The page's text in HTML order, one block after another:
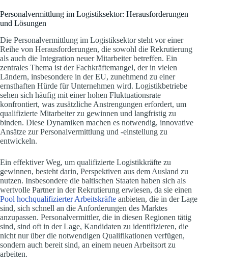
Personalvermittlung im Logistiksektor: Herausforderungen
und Lösungen
Die Personalvermittlung im Logistiksektor steht vor einer
Reihe von Herausforderungen, die sowohl die Rekrutierung
als auch die Integration neuer Mitarbeiter betreffen. Ein
zentrales Thema ist der Fachkräftemangel, der in vielen
Ländern, insbesondere in der EU, zunehmend zu einer
ernsthaften Hürde für Unternehmen wird. Logistikbetriebe
sehen sich häufig mit einer hohen Fluktuationsrate
konfrontiert, was zusätzliche Anstrengungen erfordert, um
qualifizierte Mitarbeiter zu gewinnen und langfristig zu
binden. Diese Dynamiken machen es notwendig, innovative
Ansätze zur Personalvermittlung und -einstellung zu
entwickeln.
Ein effektiver Weg, um qualifizierte Logistikkräfte zu
gewinnen, besteht darin, Perspektiven aus dem Ausland zu
nutzen. Insbesondere die baltischen Staaten haben sich als
wertvolle Partner in der Rekrutierung erwiesen, da sie einen
Pool hochqualifizierter Arbeitskräfte anbieten, die in der Lage
sind, sich schnell an die Anforderungen des Marktes
anzupassen. Personalvermittler, die in diesen Regionen tätig
sind, sind oft in der Lage, Kandidaten zu identifizieren, die
nicht nur über die notwendigen Qualifikationen verfügen,
sondern auch bereit sind, an einem neuen Arbeitsort zu
arbeiten.